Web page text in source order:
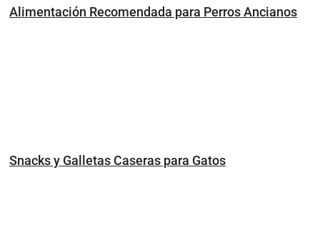
Alimentación Recomendada para Perros Ancianos
Snacks y Galletas Caseras para Gatos